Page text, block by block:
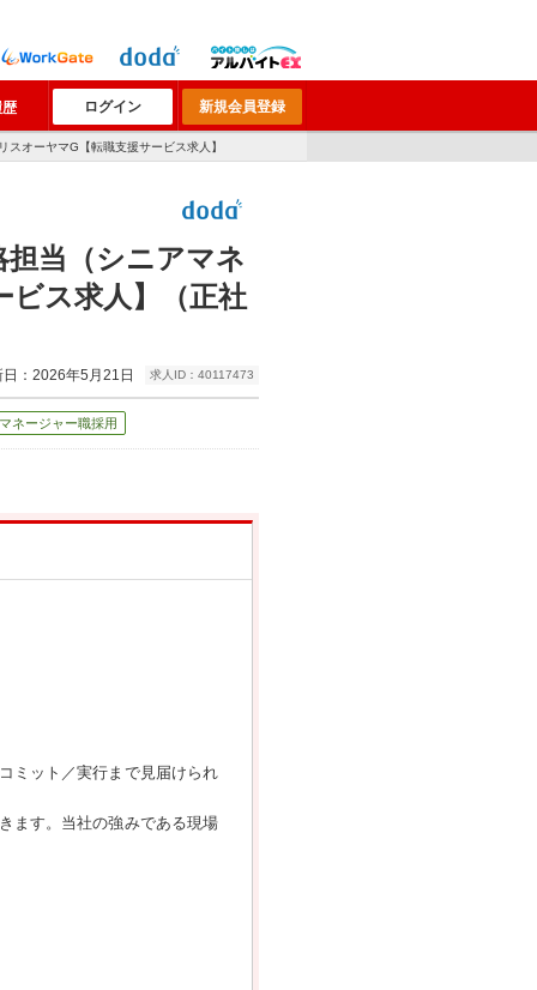
歴 ログイン 新規会員登録
オーヤマG【転職支援サービス求人】
担当（シニアマネ
ス求人】（正社
：2026年5月21日 求人ID：40117473
ネージャー職採用
ミット／実行まで見届けられ
ます。当社の強みである現場